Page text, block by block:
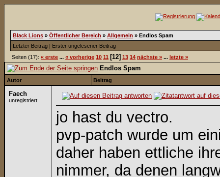
Black Lions » Öffentlicher Bereich » Allgemein » Endlos Spam
Letzter Beitrag | Erster ungelesener Beitrag
Seiten (17): « erste ... « vorherige 10 11 [12] 13 14 nächste » ... letzte »
Endlos Spam
Autor Beitrag
Faech
unregistriert
jo hast du vectro.
pvp-patch wurde um
daher haben ettliche
nimmer, da denen